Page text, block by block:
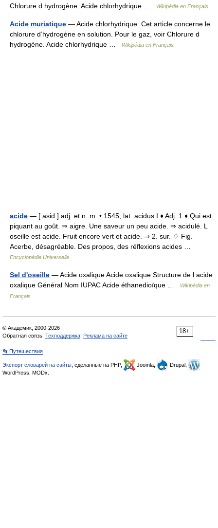
Chlorure d hydrogène. Acide chlorhydrique …
Wikipédia en Français
Acide muriatique — Acide chlorhydrique Cet article concerne le
chlorure d’hydrogène en solution. Pour le gaz, voir Chlorure d
hydrogène. Acide chlorhydrique …
Wikipédia en Français
acide — [ asid ] adj. et n. m. • 1545; lat. acidus I ♦ Adj. 1 ♦ Qui est
piquant au goût. ⇒ aigre. Une saveur un peu acide. ⇒ acidulé. L
oseille est acide. Fruit encore vert et acide. ⇒ 2. sur. ♢ Fig.
Acerbe, désagréable. Des propos, des réflexions acides …
Encyclopédie Universelle
Sel d'oseille — Acide oxalique Acide oxalique Structure de l acide
oxalique Général Nom IUPAC Acide éthanedioïque …
Wikipédia en
Français
18+
© Академик, 2000-2026
Обратная связь: Техподдержка Реклама на сайте
👣 Путешествия
Экспорт словарей на сайты , сделанные на PHP, Joomla,
Drupal,
WordPress, MODx.